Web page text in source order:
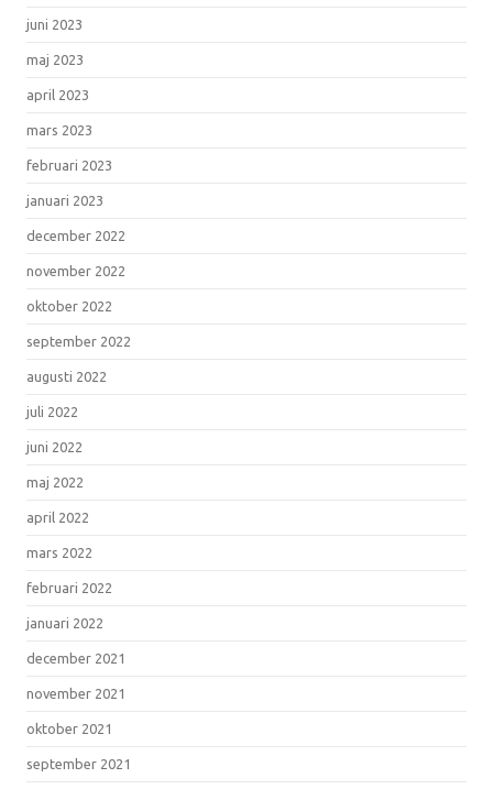
juni 2023
maj 2023
april 2023
mars 2023
februari 2023
januari 2023
december 2022
november 2022
oktober 2022
september 2022
augusti 2022
juli 2022
juni 2022
maj 2022
april 2022
mars 2022
februari 2022
januari 2022
december 2021
november 2021
oktober 2021
september 2021